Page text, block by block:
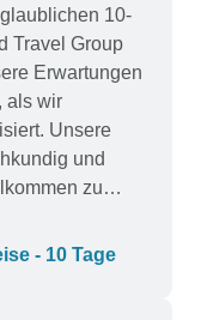
10-
Travel Group
Erwartungen
als wir
Unsere
und
zu
und gut
zu
- 10 Tage